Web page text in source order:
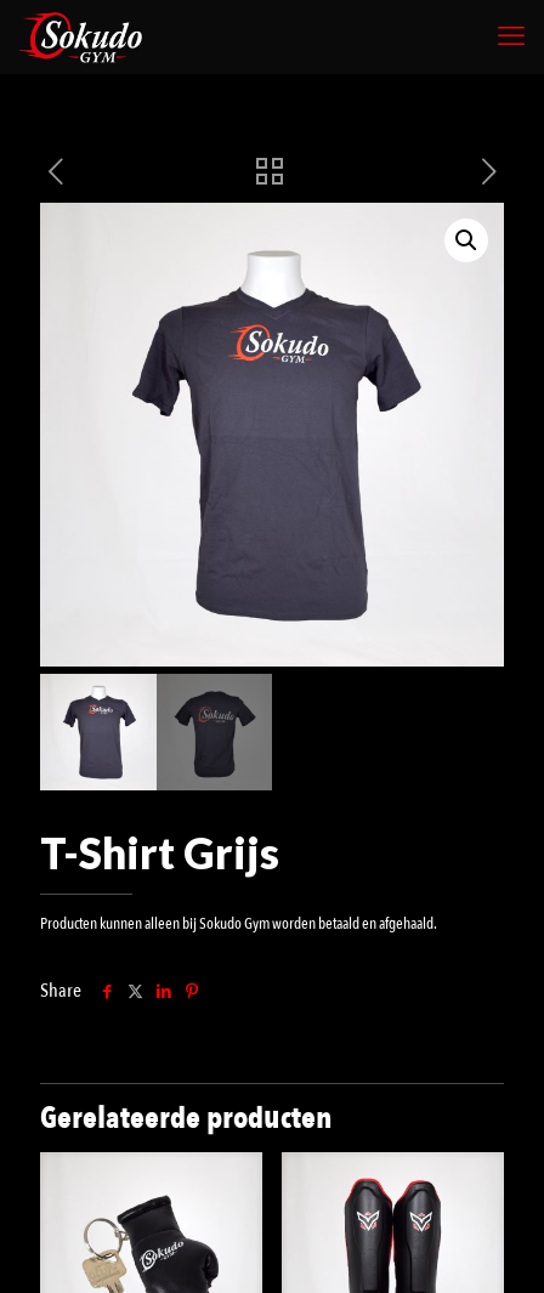
T-Shirt Grijs
Producten kunnen alleen bij Sokudo Gym worden betaald en afgehaald.
Share
Gerelateerde producten